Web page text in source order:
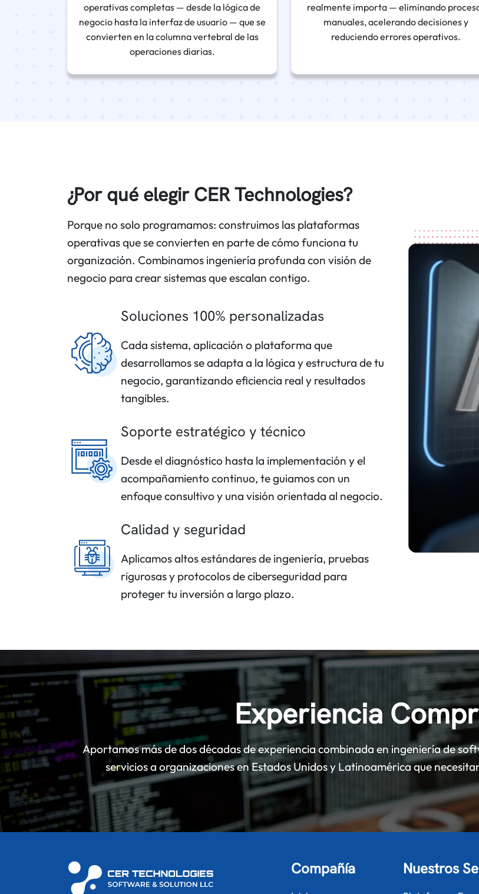
operativas completas — desde la lógica de
negocio hasta la interfaz de usuario — que se
convierten en la columna vertebral de las
operaciones diarias.
realmente importa — eliminando
manuales, acelerando decisiones y
reduciendo errores operativos.
¿Por qué elegir CER Technologies?
Porque no solo programamos: construimos las plataformas
operativas que se convierten en parte de cómo funciona tu
organización. Combinamos ingeniería profunda con visión de
negocio para crear sistemas que escalan contigo.
Soluciones 100% personalizadas
Cada sistema, aplicación o plataforma que
desarrollamos se adapta a la lógica y estructura de tu
negocio, garantizando eficiencia real y resultados
tangibles.
Soporte estratégico y técnico
Desde el diagnóstico hasta la implementación y el
acompañamiento continuo, te guiamos con un
enfoque consultivo y una visión orientada al negocio.
Calidad y seguridad
Aplicamos altos estándares de ingeniería, pruebas
rigurosas y protocolos de ciberseguridad para
proteger tu inversión a largo plazo.
Experiencia
Aportamos más de dos décadas de experiencia combinada en ingeniería de
servicios a organizaciones en Estados Unidos y Latinoamérica que
Compañía Nuestros